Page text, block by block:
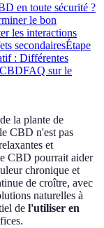
en toute sécurité ?
le bon
les interactions
secondairesÉtape
: Différentes
FAQ sur le
la plante de
CBD n'est pas
et
CBD pourrait aider
chronique et
de croître, avec
naturelles à
de l'utiliser en